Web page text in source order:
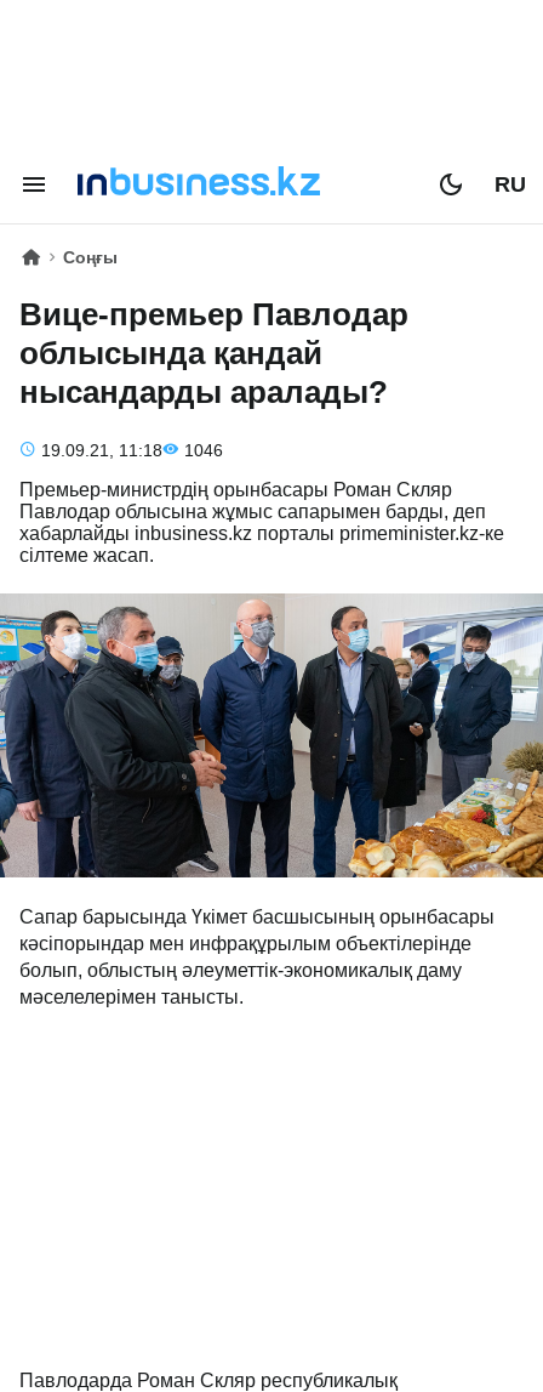
RU
Соңғы
Вице-премьер Павлодар
облысында қандай
нысандарды аралады?
19.09.21, 11:18 1046
Премьер-министрдің орынбасары Роман Скляр
Павлодар облысына жұмыс сапарымен барды, деп
хабарлайды inbusiness.kz порталы primeminister.kz-ке
сілтеме жасап.
Сапар барысында Үкімет басшысының орынбасары
кәсіпорындар мен инфрақұрылым объектілерінде
болып, облыстың әлеуметтік-экономикалық даму
мәселелерімен танысты.
Павлодарда Роман Скляр республикалық